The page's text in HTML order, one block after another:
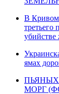
В Кривом
третьего
убийстве
ямах
ПЬЯНЫХ
МОРГ